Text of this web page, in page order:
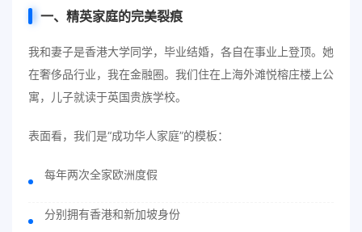
一、精英家庭的完美裂痕
我和妻子是香港大学同学，毕业结婚，各自在事业上登顶。她
在奢侈品行业，我在金融圈。我们住在上海外滩悦榕庄楼上公
寓，儿子就读于英国贵族学校。
表面看，我们是“成功华人家庭”的模板：
每年两次全家欧洲度假
分别拥有香港和新加坡身份